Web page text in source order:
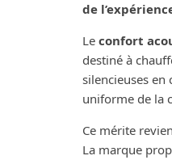
de
Le confort
destiné à
silencieuses en
uniforme de la
Ce mérite
La marque